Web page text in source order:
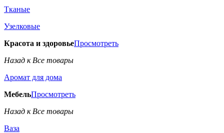
Тканые
Узелковые
Красота и здоровьеПросмотреть
Назад к Все товары
Аромат для дома
МебельПросмотреть
Назад к Все товары
Ваза